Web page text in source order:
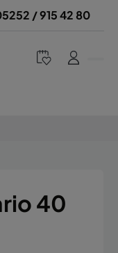
/ 915 42 80
40